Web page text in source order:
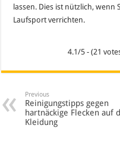
lassen. Dies ist nützlich, wenn
Laufsport verrichten.
4.1/5 - (21
Previous
Reinigungstipps gegen
hartnäckige Flecken auf
Kleidung